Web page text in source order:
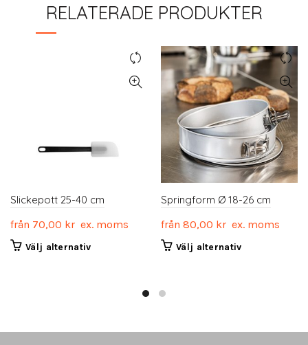
RELATERADE PRODUKTER
Slickepott 25-40 cm
från 70,00 kr ex. moms
Välj alternativDen
Springform Ø 18-26 cm
från 80,00 kr ex. moms
Välj alternativDen